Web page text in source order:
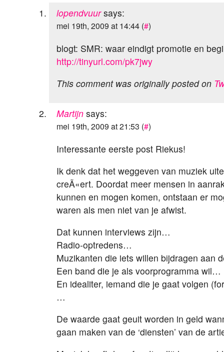
lopendvuursays:
mei 19th, 2009 at 14:44 (#)
blogt: SMR: waar eindigt promotie en
http://tinyurl.com/pk7jwy
This comment was originally posted on
Martijn says:
mei 19th, 2009 at 21:53 (#)
Interessante eerste post Riekus!
Ik denk dat het weggeven van muziek
creÃ«ert. Doordat meer mensen in
kunnen en mogen komen, ontstaan er
waren als men niet van je afwist.
Dat kunnen interviews zijn…
Radio-optredens…
Muzikanten die iets willen bijdragen aan
Een band die je als voorprogramma wil…
En idealiter, iemand die je gaat volgen
…
De waarde gaat geuit worden in geld
gaan maken van de ‘diensten’ van de